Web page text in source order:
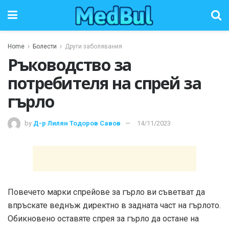
Home Болести Други заболявания
Ръководство за
потребителя на спрей за
гърло
by Д-р Лилян Тодоров Савов 14/11/2023
Повечето марки спрейове за гърло ви съветват да
впръскате веднъж директно в задната част на гърлото.
Обикновено оставяте спрея за гърло да остане на